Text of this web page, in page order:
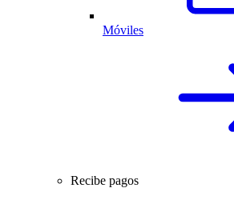
Móviles
Recibe pagos